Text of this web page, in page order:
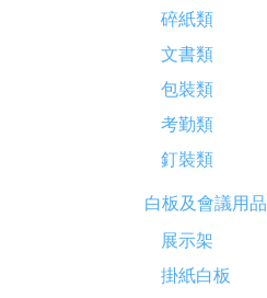
碎紙類
文書類
包裝類
考勤類
釘裝類
白板及會議用品
展示架
掛紙白板